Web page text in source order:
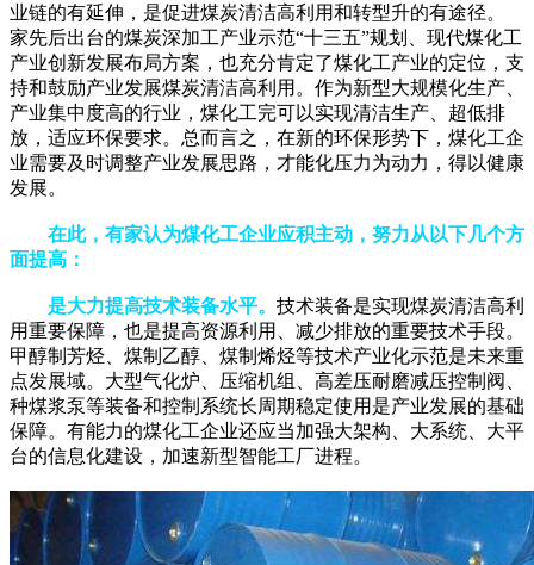
业链的有延伸，是促进煤炭清洁高利用和转型升的有途径。
家先后出台的煤炭深加工产业示范“十三五”规划、现代煤化工
产业创新发展布局方案，也充分肯定了煤化工产业的定位，支
持和鼓励产业发展煤炭清洁高利用。作为新型大规模化生产、
产业集中度高的行业，煤化工完可以实现清洁生产、超低排
放，适应环保要求。总而言之，在新的环保形势下，煤化工企
业需要及时调整产业发展思路，才能化压力为动力，得以健康
发展。
在此，有家认为煤化工企业应积主动，努力从以下几个方
面提高：
是大力提高技术装备水平。 技术装备是实现煤炭清洁高利
用重要保障，也是提高资源利用、减少排放的重要技术手段。
甲醇制芳烃、煤制乙醇、煤制烯烃等技术产业化示范是未来重
点发展域。大型气化炉、压缩机组、高差压耐磨减压控制阀、
种煤浆泵等装备和控制系统长周期稳定使用是产业发展的基础
保障。有能力的煤化工企业还应当加强大架构、大系统、大平
台的信息化建设，加速新型智能工厂进程。